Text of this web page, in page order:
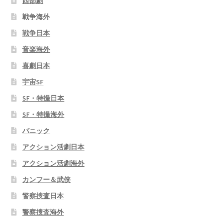
戦争海外
戦争日本
音楽海外
喜劇日本
宇宙SF
SF・特撮日本
SF・特撮海外
パニック
アクション活劇日本
アクション活劇海外
カンフー＆武侠
警察捜査日本
警察捜査海外